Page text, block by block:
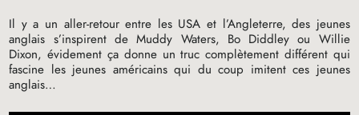
Il y a un aller-retour entre les USA et l’Angleterre, des jeunes
anglais s’inspirent de Muddy Waters, Bo Diddley ou Willie
Dixon, évidement ça donne un truc complètement différent qui
fascine les jeunes américains qui du coup imitent ces jeunes
anglais…